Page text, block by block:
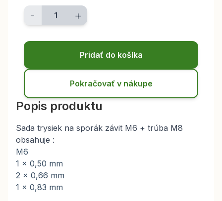
- +
Pridať do košíka
Pokračovať v nákupe
Popis produktu
Sada trysiek na sporák závit M6 + trúba M8
obsahuje :
M6
1 x 0,50 mm
2 x 0,66 mm
1 x 0,83 mm